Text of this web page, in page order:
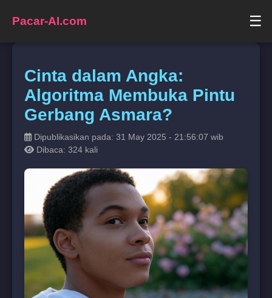
Pacar-AI.com ☰
Cinta dalam Angka:
Algoritma Membuka Pintu
Gerbang Asmara?
Dipublikasikan pada: 31 May 2025 - 21:56:07 wib
Dibaca: 324 kali